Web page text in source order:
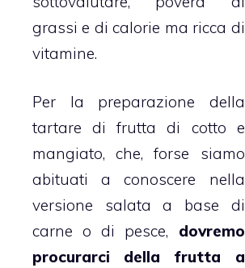
grassi e di calorie ma ricca di
vitamine.
Per la preparazione della
tartare di frutta di cotto e
mangiato, che, forse siamo
abituati a conoscere nella
versione salata a base di
carne o di pesce, dovremo
procurarci della frutta a